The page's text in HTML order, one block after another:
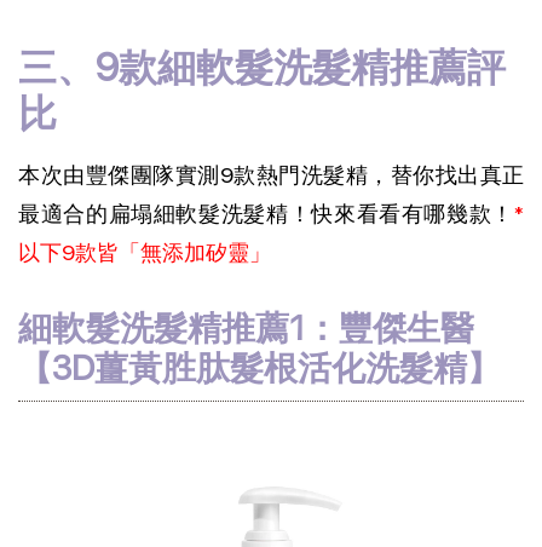
三、9款細軟髮洗髮精推薦評
比
本次由豐傑團隊實測9款熱門洗髮精，替你找出真正
最適合的扁塌細軟髮洗髮精！快來看看有哪幾款！ *
以下9款皆「無添加矽靈」
細軟髮洗髮精推薦1：豐傑生醫
【3D薑黃胜肽髮根活化洗髮精】